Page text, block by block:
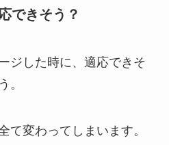
できそう？
ジした時に、適応できそ
。
て変わってしまいます。